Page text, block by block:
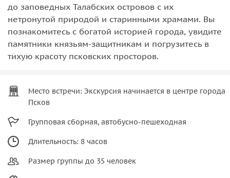
до заповедных Талабских островов с их
нетронутой природой и старинными храмами. Вы
познакомитесь с богатой историей города, увидите
памятники князьям-защитникам и погрузитесь в
тихую красоту псковских просторов.
Место встречи: Экскурсия начинается в центре города
Псков
Групповая сборная, автобусно-пешеходная
Длительность: 8 часов
Размер группы до 35 человек